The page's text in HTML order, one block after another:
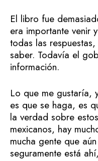
El libro fue
era importante venir
todas las
saber. Todavía el
información.
Lo que me gustaría,
es que se haga, es
la verdad sobre
mexicanos, hay
mucha gente que
seguramente está